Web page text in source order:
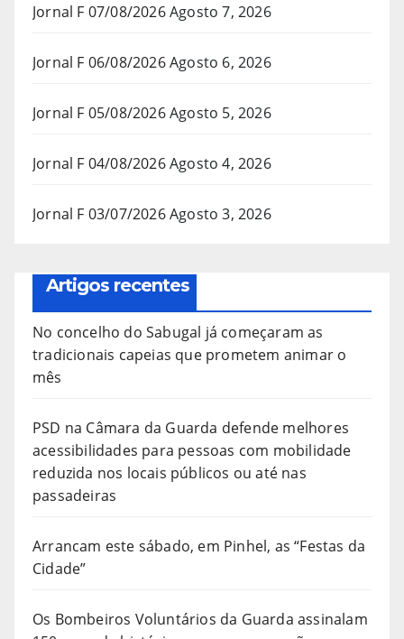
Jornal F 07/08/2026Agosto 7, 2026
Jornal F 06/08/2026Agosto 6, 2026
Jornal F 05/08/2026Agosto 5, 2026
Jornal F 04/08/2026Agosto 4, 2026
Jornal F 03/07/2026Agosto 3, 2026
Artigos recentes
No concelho do Sabugal já começaram as
tradicionais capeias que prometem animar o
mês
PSD na Câmara da Guarda defende melhores
acessibilidades para pessoas com mobilidade
reduzida nos locais públicos ou até nas
passadeiras
Arrancam este sábado, em Pinhel, as “Festas da
Cidade”
Os Bombeiros Voluntários da Guarda assinalam